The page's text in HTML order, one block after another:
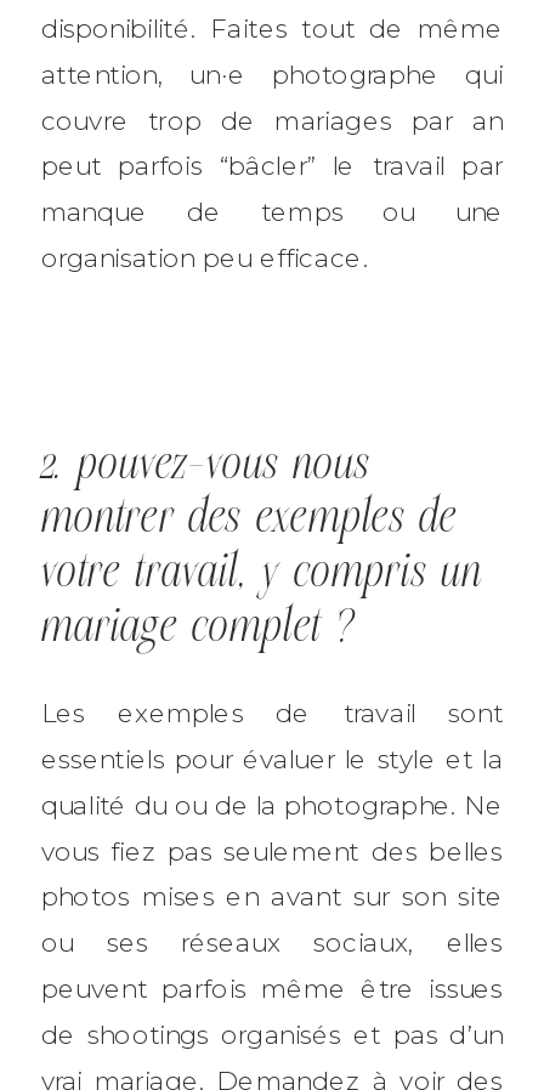
disponibilité. Faites tout de même
attention, un·e photographe qui
couvre trop de mariages par an
peut parfois “bâcler” le travail par
manque de temps ou une
organisation peu efficace.
2. pouvez-vous nous
montrer des exemples de
votre travail, y compris un
mariage complet ?
Les exemples de travail sont
essentiels pour évaluer le style et la
qualité du ou de la photographe. Ne
vous fiez pas seulement des belles
photos mises en avant sur son site
ou ses réseaux sociaux, elles
peuvent parfois même être issues
de shootings organisés et pas d’un
vrai mariage. Demandez à voir des